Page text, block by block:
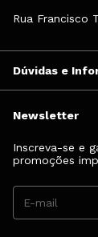
Rua Francisco
Dúvidas e
Newsletter
Inscreva-se e
promoções